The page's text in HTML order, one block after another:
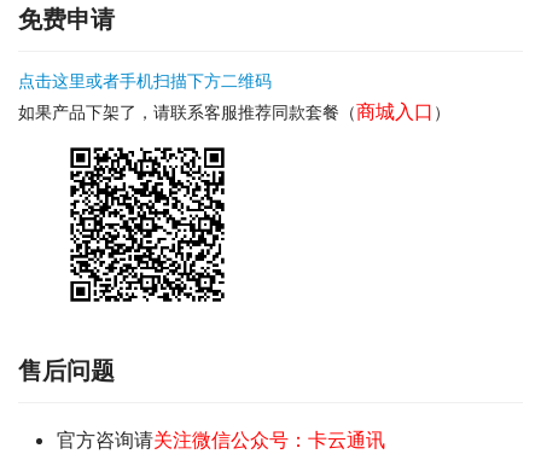
免费申请
点击这里或者手机扫描下方二维码
如果产品下架了，请联系客服推荐同款套餐（商城入口 ）
售后问题
官方咨询请关注微信公众号：卡云通讯